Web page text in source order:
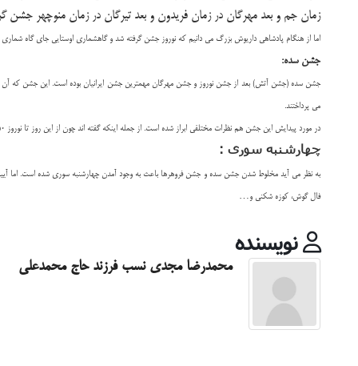
زمان جم و بعد مهرگان در زمان فریدون و بعد تیرگان در زمان منوچهر جشن
اما از هنگام پادشاهی داریوش بزرگ می دانیم که نوروز جشن گرفته شد و گاهشماری اوستایی جای گاه
جشن سده:
جشن سده (جشن آتش) بعد ازجشن نوروز وجشن مهرگان مهمترین جشن ایرانیان بوده است. این جشن که آن
می پرداختند.
در مورد پیدایش این جشن هم نظرات مختلفی ابراز شده است. از جمله اینکه گفته اند چون از این روز تا نوروز 50 روز و 50 شب و جمعاً صد شب و روز بوده، آن را به نام سده نامیده اند.
چهارشنبه سوری :
به نظر می آید مخلوط شدنجشن سده و جشن فروهرها باعث به وجود آمدن چهارشنبه سوری شده است. اما
فال گوش، کوزه شکنی و…
نویسنده
محمدرضا مجدی نسب فرزند حاج محمدعلی